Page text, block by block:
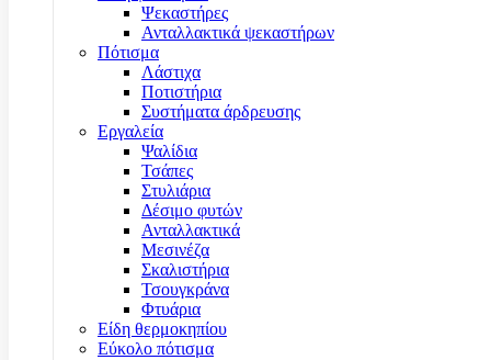
Ψεκαστήρες
Ανταλλακτικά ψεκαστήρων
Πότισμα
Λάστιχα
Ποτιστήρια
Συστήματα άρδρευσης
Εργαλεία
Ψαλίδια
Τσάπες
Στυλιάρια
Δέσιμο φυτών
Ανταλλακτικά
Μεσινέζα
Σκαλιστήρια
Τσουγκράνα
Φτυάρια
Είδη θερμοκηπίου
Εύκολο πότισμα